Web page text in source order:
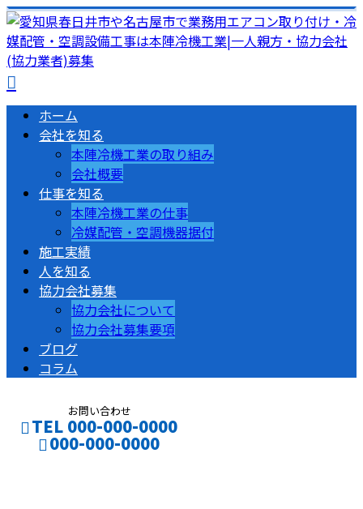
ホーム
会社を知る
本陣冷機工業の取り組み
会社概要
仕事を知る
本陣冷機工業の仕事
冷媒配管・空調機器据付
施工実績
人を知る
協力会社募集
協力会社について
協力会社募集要項
ブログ
コラム
お問い合わせ
TEL 000-000-0000
000-000-0000